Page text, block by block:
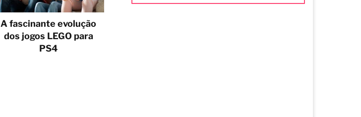
A fascinante evolução
dos jogos LEGO para
PS4